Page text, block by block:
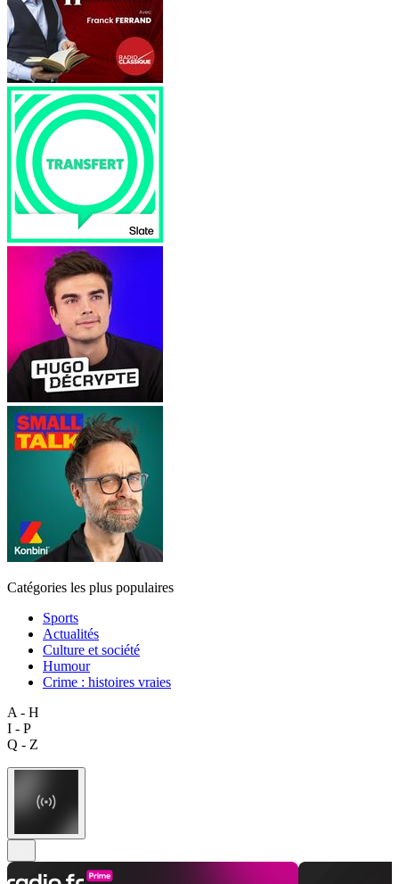
Catégories les plus populaires
Sports
Actualités
Culture et société
Humour
Crime : histoires vraies
A - H
I - P
Q - Z